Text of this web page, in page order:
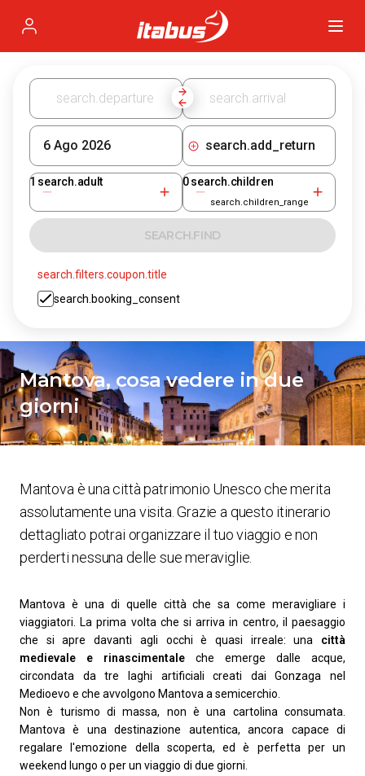
Profile
search.add_return
1 search.adult 0 search.children
search.children_range
SEARCH.FIND
search.booking_consent
search.filters.coupon.title
Mantova, cosa vedere in due
giorni
Mantova è una città patrimonio Unesco che merita
assolutamente una visita. Grazie a questo itinerario
dettagliato potrai organizzare il tuo viaggio e non
perderti nessuna delle sue meraviglie.
Mantova è una di quelle città che sa come meravigliare i
viaggiatori. La prima volta che si arriva in centro, il paesaggio
che si apre davanti agli occhi è quasi irreale: una città
medievale e rinascimentale che emerge dalle acque,
circondata da tre laghi artificiali creati dai Gonzaga nel
Medioevo e che avvolgono Mantova a semicerchio.
Non è turismo di massa, non è una cartolina consumata.
Mantova è una destinazione autentica, ancora capace di
regalare l'emozione della scoperta, ed è perfetta per un
weekend lungo o per un viaggio di due giorni.